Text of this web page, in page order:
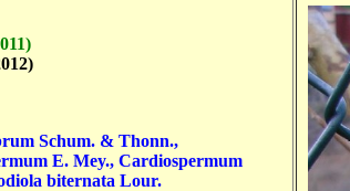
Schum. & Thonn.,
E. Mey., Cardiospermum
biternata Lour.